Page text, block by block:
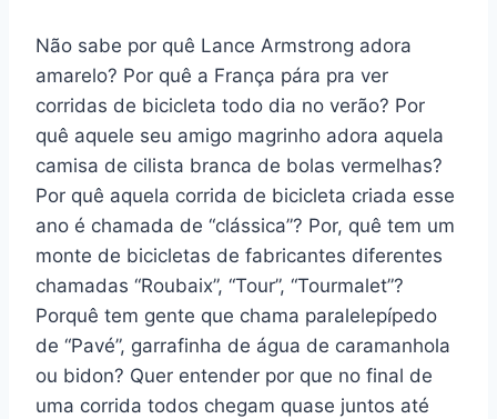
Não sabe por quê Lance Armstrong adora
amarelo? Por quê a França pára pra ver
corridas de bicicleta todo dia no verão? Por
quê aquele seu amigo magrinho adora aquela
camisa de cilista branca de bolas vermelhas?
Por quê aquela corrida de bicicleta criada esse
ano é chamada de “clássica”? Por, quê tem um
monte de bicicletas de fabricantes diferentes
chamadas “Roubaix”, “Tour”, “Tourmalet”?
Porquê tem gente que chama paralelepípedo
de “Pavé”, garrafinha de água de caramanhola
ou bidon? Quer entender por que no final de
uma corrida todos chegam quase juntos até